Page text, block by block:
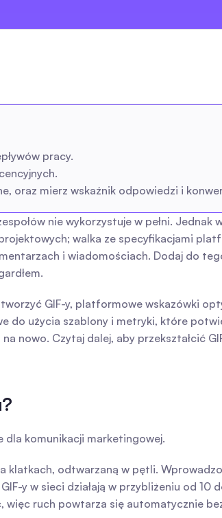
pracy.
oraz mierz wskaźnik odpowiedzi i
nie wykorzystuje w pełni. Jednak
walka ze specyfikacjami
i wiadomościach. Dodaj do
GIF-y, platformowe wskazówki
do użycia szablony i metryki, które
nowo. Czytaj dalej, aby przekształcić
komunikacji marketingowej.
odtwarzaną w pętli.
y w sieci działają w przybliżeniu od 10
ruch powtarza się automatycznie